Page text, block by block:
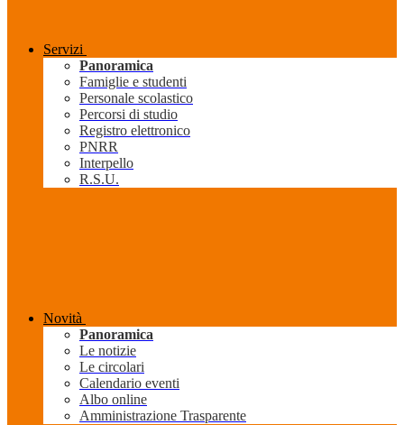
Servizi
Panoramica
Famiglie e studenti
Personale scolastico
Percorsi di studio
Registro elettronico
PNRR
Interpello
R.S.U.
Novità
Panoramica
Le notizie
Le circolari
Calendario eventi
Albo online
Amministrazione Trasparente